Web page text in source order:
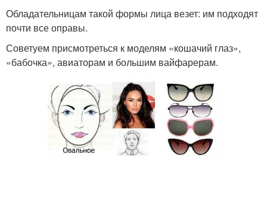
Обладательницам такой формы лица везет: им подходят
почти все оправы.
Советуем присмотреться к моделям «кошачий глаз»,
«бабочка», авиаторам и большим вайфарерам.